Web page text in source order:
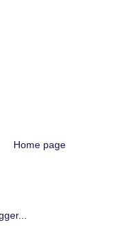
Home page